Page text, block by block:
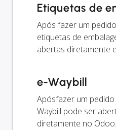
Etiquetas de
Após fazer um
etiquetas de
abertas diretamente
e-Waybill
Apósfazer um
Waybill pode ser
diretamente no Odoo.